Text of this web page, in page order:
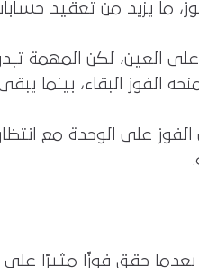
ما يزيد من تعقيد حسابات
على العين، لكن
الفوز البقاء، بينما
على الوحدة مع